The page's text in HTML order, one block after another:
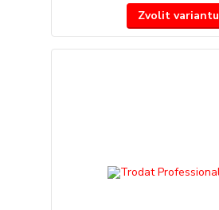
Zvolit variantu